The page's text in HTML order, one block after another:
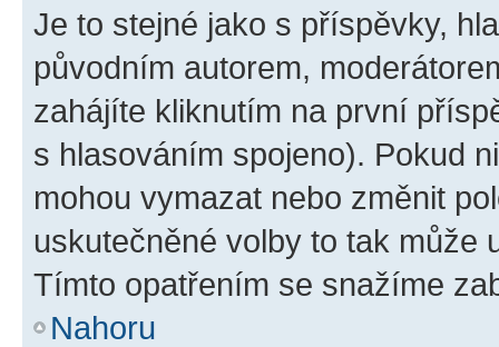
Je to stejné jako s příspěvky,
původním autorem,
zahájíte kliknutím na první
s hlasováním spojeno). Pokud
mohou vymazat nebo změnit
uskutečněné volby to tak může
Tímto opatřením se snažíme
Nahoru